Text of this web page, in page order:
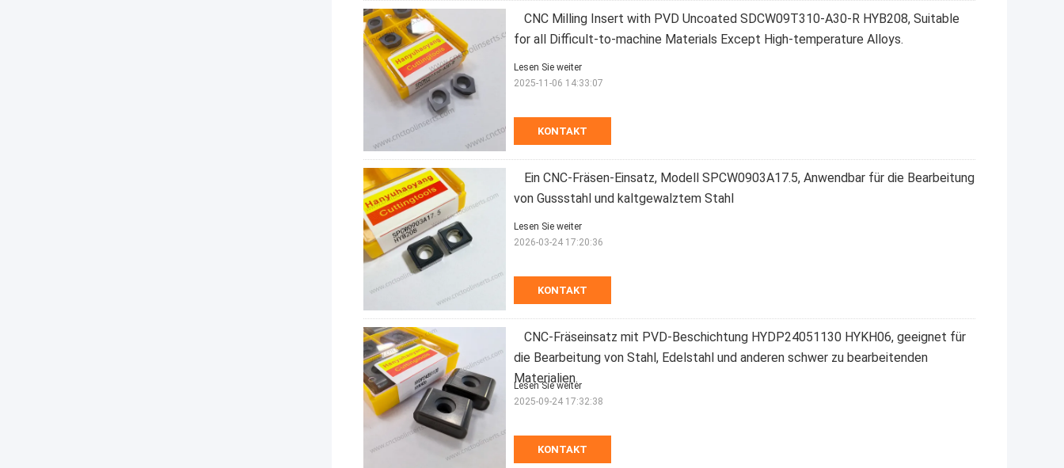
CNC Milling Insert with PVD Uncoated SDCW09T310-A30-R HYB208, Suitable
for all Difficult-to-machine Materials Except High-temperature Alloys.
KONTAKT
Lesen Sie weiter
2025-11-06 14:33:07
Ein CNC-Fräsen-Einsatz, Modell SPCW0903A17.5, Anwendbar für die Bearbeitung
von Gussstahl und kaltgewalztem Stahl
KONTAKT
Lesen Sie weiter
2026-03-24 17:20:36
CNC-Fräseinsatz mit PVD-Beschichtung HYDP24051130 HYKH06, geeignet für
die Bearbeitung von Stahl, Edelstahl und anderen schwer zu bearbeitenden
Materialien.
KONTAKT
Lesen Sie weiter
2025-09-24 17:32:38